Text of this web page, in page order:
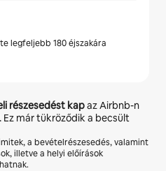
legfeljebb 180 éjszakára
részesedést kapaz Airbnb-n
már tükröződik a becsült
a bevételrészesedés, valamint
illetve a helyi előírások